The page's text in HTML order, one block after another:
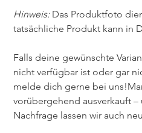
Hinweis: Das Produktfoto
tatsächliche Produkt kann in
Falls deine gewünschte
nicht verfügbar ist oder gar
melde dich gerne bei
vorübergehend ausverkauft
Nachfrage lassen wir auch